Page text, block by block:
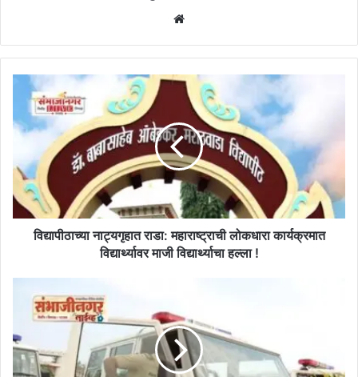
विद्यापीठाच्या
नाट्यगृहात
राडा:
महाराष्ट्राची
लोकधारा
कार्यक्रमात
विद्यार्थ्यावर
माजी
विद्यार्थ्याचा
विद्यापीठाच्या नाट्यगृहात राडा: महाराष्ट्राची लोकधारा कार्यक्रमात
विद्यार्थ्यावर माजी विद्यार्थ्याचा हल्ला !
कॉलर
पकडून
लाथ
मारली,
हॉटेलच्या